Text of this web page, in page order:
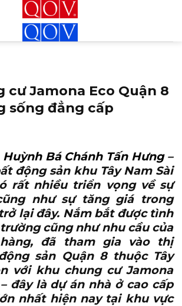
cư Jamona Eco Quận 8
sống đẳng cấp
Bá Chánh Tấn Hưng–
động sản khu Tây Nam Sài
rất nhiều triển vọng về sự
như sự tăng giá trong
lại đây. Nắm bắt được tình
cũng như nhu cầu của
đã tham gia vào thị
sản Quận 8 thuộc Tây
với khu chung cư Jamona
đây là dự án nhà ở cao cấp
nhất hiện nay tại khu vực